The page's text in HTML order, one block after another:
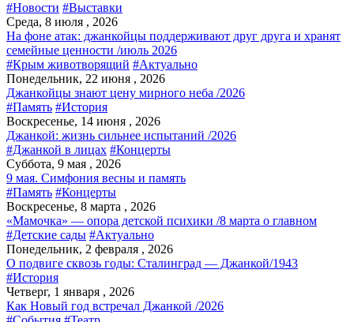
#Новости #Выставки
Среда, 8 июля , 2026
На фоне атак: джанкойцы поддерживают друг друга и хранят
семейные ценности /июль 2026
#Крым животворящий #Актуально
Понедельник, 22 июня , 2026
Джанкойцы знают цену мирного неба /2026
#Память #История
Воскресенье, 14 июня , 2026
Джанкой: жизнь сильнее испытаний /2026
#Джанкой в лицах #Концерты
Суббота, 9 мая , 2026
9 мая. Симфония весны и память
#Память #Концерты
Воскресенье, 8 марта , 2026
«Мамочка» — опора детской психики /8 марта о главном
#Детские сады #Актуально
Понедельник, 2 февраля , 2026
О подвиге сквозь годы: Сталинград — Джанкой/1943
#История
Четверг, 1 января , 2026
Как Новый год встречал Джанкой /2026